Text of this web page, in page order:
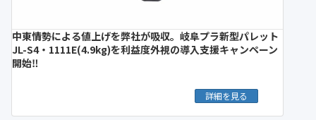
中東情勢による値上げを弊社が吸収。岐阜プラ新型パレット
JL-S4・1111E(4.9kg)を利益度外視の導入支援キャンペーン
開始‼︎
詳細を見る